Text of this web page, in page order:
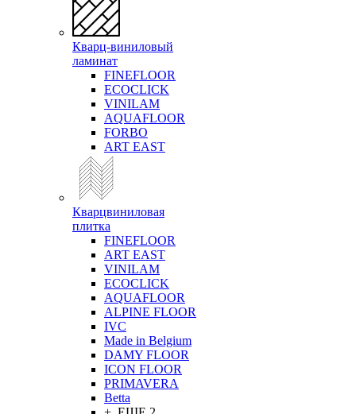
Кварц-виниловый
ламинат
FINEFLOOR
ECOCLICK
VINILAM
AQUAFLOOR
FORBO
ART EAST
Кварцвиниловая
плитка
FINEFLOOR
ART EAST
VINILAM
ECOCLICK
AQUAFLOOR
ALPINE FLOOR
IVC
Made in Belgium
DAMY FLOOR
ICON FLOOR
PRIMAVERA
Betta